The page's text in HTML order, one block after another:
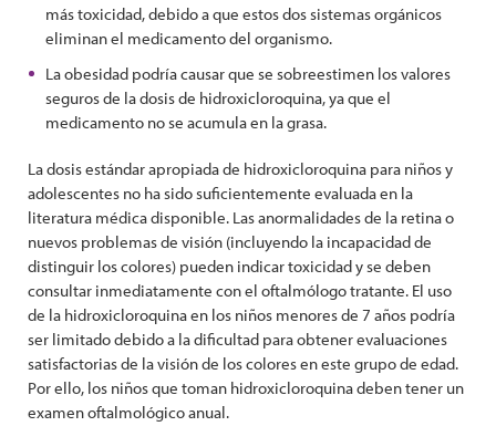
más toxicidad, debido a que estos dos sistemas orgánicos
eliminan el medicamento del organismo.
La obesidad podría causar que se sobreestimen los valores
seguros de la dosis de hidroxicloroquina, ya que el
medicamento no se acumula en la grasa.
La dosis estándar apropiada de hidroxicloroquina para niños y
adolescentes no ha sido suficientemente evaluada en la
literatura médica disponible. Las anormalidades de la retina o
nuevos problemas de visión (incluyendo la incapacidad de
distinguir los colores) pueden indicar toxicidad y se deben
consultar inmediatamente con el oftalmólogo tratante. El uso
de la hidroxicloroquina en los niños menores de 7 años podría
ser limitado debido a la dificultad para obtener evaluaciones
satisfactorias de la visión de los colores en este grupo de edad.
Por ello, los niños que toman hidroxicloroquina deben tener un
examen oftalmológico anual.